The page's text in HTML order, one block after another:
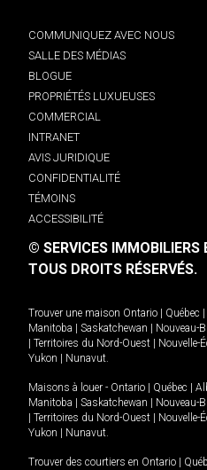
COMMUNIQUEZ AVEC NOUS
SALLE DES MÉDIAS
BLOGUE
PROPRIÉTÉS LUXUEUSES
COMMERCIAL
INTRANET
AVIS JURIDIQUE
CONFIDENTIALITÉ
TÉMOINS
ACCESSIBILITÉ
© SERVICES IMMOBILIERS
TOUS DROITS RÉSERVÉS.
Trouver une maison Ontario Québec
Manitoba
Saskatchewan Nouveau-
Territoires du Nord-Ouest Nouvelle-
Yukon
Nunavut.
Maisons à louer - Ontario Québec
Manitoba
Saskatchewan Nouveau-
Territoires du Nord-Ouest Nouvelle-
Yukon
Nunavut.
Trouver des courtiers en Ontario